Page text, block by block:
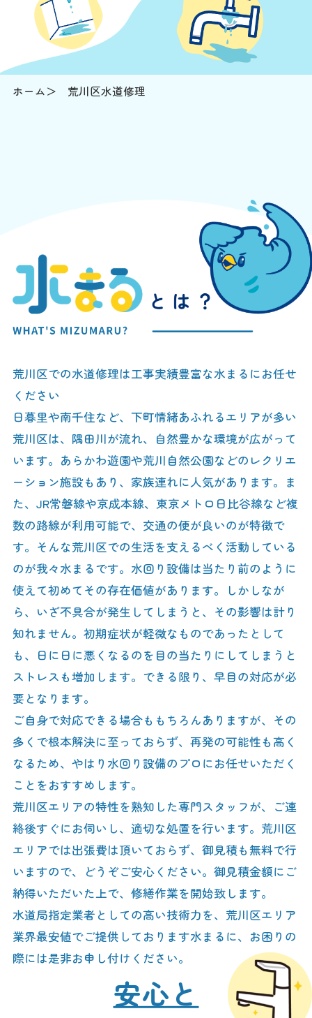
ホーム 荒川区水道修理
荒川区での水道修理は工事実績豊富な水まるにお任せ
ください
日暮里や南千住など、下町情緒あふれるエリアが多い
荒川区は、隅田川が流れ、自然豊かな環境が広がって
います。あらかわ遊園や荒川自然公園などのレクリエ
ーション施設もあり、家族連れに人気があります。ま
た、JR常磐線や京成本線、東京メトロ日比谷線など複
数の路線が利用可能で、交通の便が良いのが特徴で
す。そんな荒川区での生活を支えるべく活動している
のが我々水まるです。水回り設備は当たり前のように
使えて初めてその存在価値があります。しかしなが
ら、いざ不具合が発生してしまうと、その影響は計り
知れません。初期症状が軽微なものであったとして
も、日に日に悪くなるのを目の当たりにしてしまうと
ストレスも増加します。できる限り、早目の対応が必
要となります。
ご自身で対応できる場合ももちろんありますが、その
多くで根本解決に至っておらず、再発の可能性も高く
なるため、やはり水回り設備のプロにお任せいただく
ことをおすすめします。
荒川区エリアの特性を熟知した専門スタッフが、ご連
絡後すぐにお伺いし、適切な処置を行います。荒川区
エリアでは出張費は頂いておらず、御見積も無料で行
いますので、どうぞご安心ください。御見積金額にご
納得いただいた上で、修繕作業を開始致します。
水道局指定業者としての高い技術力を、荒川区エリア
業界最安値でご提供しております水まるに、お困りの
際には是非お申し付けください。
安心と